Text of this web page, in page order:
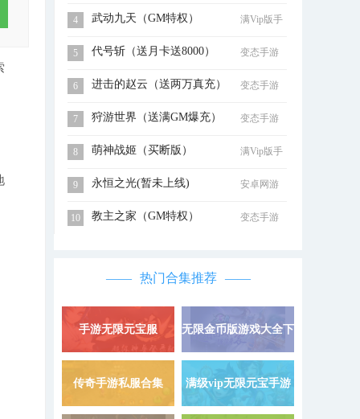
4 武动九天（GM特权）
满Vip版手
5
代号斩（送月卡送8000） 变态手游
6 进击的赵云（送两万真充） 变态手游
7 狩游世界（送满GM爆充） 变态手游
8 萌神战姬（买断版）
满Vip版手
9
永恒之光(暂未上线) 安卓网游
10 教主之家（GM特权） 变态手游
热门合集推荐
手游无限元宝服
9999999
详情 »
无限金币版游戏大全下
载
传奇手游私服合集 详情 »
满级vip无限元宝手游